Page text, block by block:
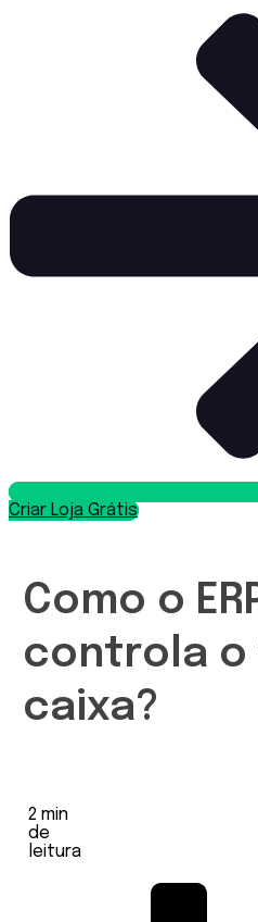
Criar Loja Grátis
Como o
controla o
caixa?
2 min
de
leitura